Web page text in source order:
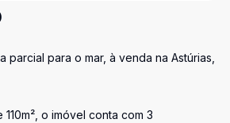
parcial para o mar, à venda na Astúrias,
o imóvel conta com 3